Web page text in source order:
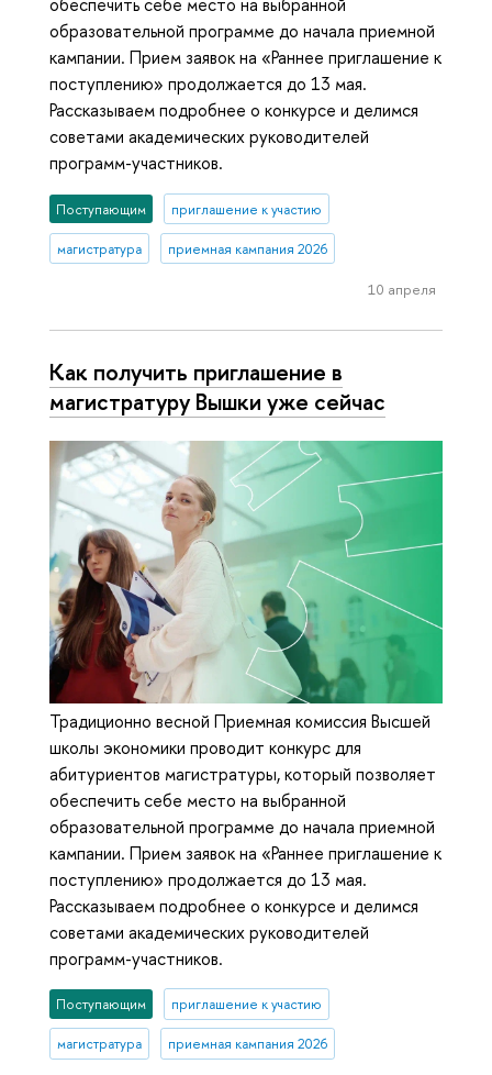
обеспечить себе место на выбранной
образовательной программе до начала приемной
кампании. Прием заявок на «Раннее приглашение к
поступлению» продолжается до 13 мая.
Рассказываем подробнее о конкурсе и делимся
советами академических руководителей
программ-участников.
Поступающим приглашение к участию
магистратура приемная кампания 2026
10 апреля
Как получить приглашение в
магистратуру Вышки уже сейчас
Традиционно весной Приемная комиссия Высшей
школы экономики проводит конкурс для
абитуриентов магистратуры, который позволяет
обеспечить себе место на выбранной
образовательной программе до начала приемной
кампании. Прием заявок на «Раннее приглашение к
поступлению» продолжается до 13 мая.
Рассказываем подробнее о конкурсе и делимся
советами академических руководителей
программ-участников.
Поступающим приглашение к участию
магистратура приемная кампания 2026